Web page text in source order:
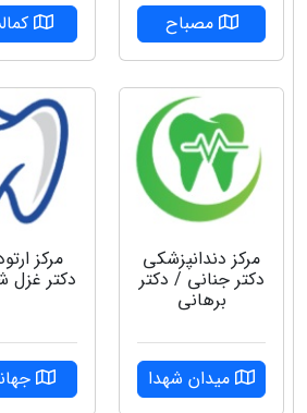
مصباح
مرکز دندانپزشکی
دکتر جنانی / دکتر
برهانی
میدان شهدا
مركز
دكتر غزل